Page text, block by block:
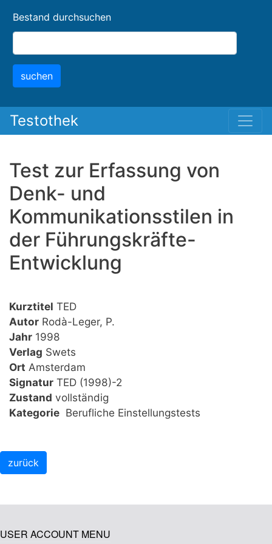
content
Bestand durchsuchen
suchen
Testothek
Test zur Erfassung von
Denk- und
Kommunikationsstilen in
der Führungskräfte-
Entwicklung
Kurztitel TED
Autor Rodà-Leger, P.
Jahr 1998
Verlag Swets
Ort Amsterdam
Signatur TED (1998)-2
Zustand vollständig
Kategorie Berufliche Einstellungstests
USER ACCOUNT MENU